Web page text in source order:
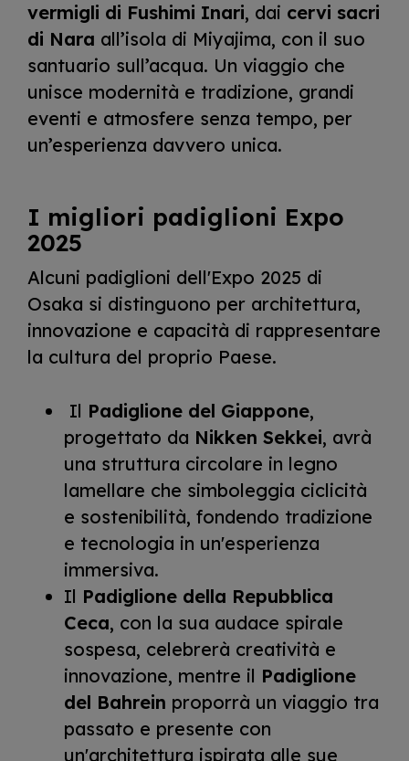
vermigli di Fushimi Inari, dai cervi sacri
di Nara all’isola di Miyajima, con il suo
santuario sull’acqua. Un viaggio che
unisce modernità e tradizione, grandi
eventi e atmosfere senza tempo, per
un’esperienza davvero unica.
I migliori padiglioni Expo
2025
Alcuni padiglioni dell'Expo 2025 di
Osaka si distinguono per architettura,
innovazione e capacità di rappresentare
la cultura del proprio Paese.
Il Padiglione del Giappone,
progettato da Nikken Sekkei, avrà
una struttura circolare in legno
lamellare che simboleggia ciclicità
e sostenibilità, fondendo tradizione
e tecnologia in un'esperienza
immersiva.
Il Padiglione della Repubblica
Ceca, con la sua audace spirale
sospesa, celebrerà creatività e
innovazione, mentre il Padiglione
del Bahrein proporrà un viaggio tra
passato e presente con
un'architettura ispirata alle sue